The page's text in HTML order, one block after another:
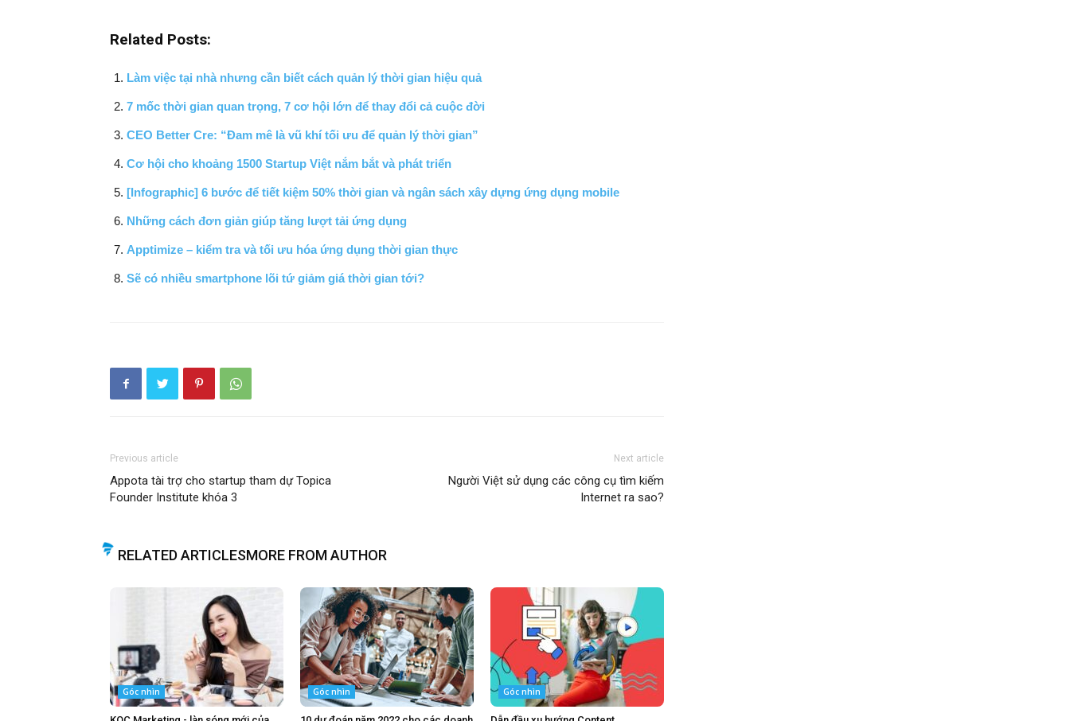
Related Posts:
Làm việc tại nhà nhưng cần biết cách quản lý thời gian hiệu quả
7 mốc thời gian quan trọng, 7 cơ hội lớn để thay đổi cả cuộc đời
CEO Better Cre: “Đam mê là vũ khí tối ưu để quản lý thời gian”
Cơ hội cho khoảng 1500 Startup Việt nắm bắt và phát triển
[Infographic] 6 bước để tiết kiệm 50% thời gian và ngân sách xây dựng ứng dụng mobile
Những cách đơn giản giúp tăng lượt tải ứng dụng
Apptimize – kiểm tra và tối ưu hóa ứng dụng thời gian thực
Sẽ có nhiều smartphone lõi tứ giảm giá thời gian tới?
Previous article
Appota tài trợ cho startup tham dự Topica
Founder Institute khóa 3
Next article
Người Việt sử dụng các công cụ tìm kiếm
Internet ra sao?
RELATED ARTICLESMORE FROM AUTHOR
Góc nhìn Góc nhìn Góc nhìn